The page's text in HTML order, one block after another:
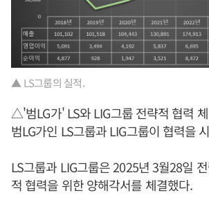
▲ LS그룹의 실적.
△'범LG가' LS와 LIG그룹 전략적 협력
범LG가인 LS그룹과 LIG그룹이 협력을
LS그룹과 LIG그룹은 2025년 3월28일
적 협력을 위한 양해각서를 체결했다.